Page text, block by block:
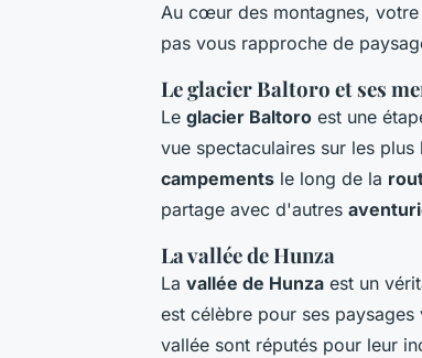
Au cœur des montagnes, votre
pas vous rapproche de
Le glacier Baltoro et ses
Le glacier Baltoro est une
vue spectaculaires sur les plus
campements le long de la
partage avec d'autres
La vallée de Hunza
La vallée de Hunza est un
est célèbre pour ses
vallée sont réputés pour leur